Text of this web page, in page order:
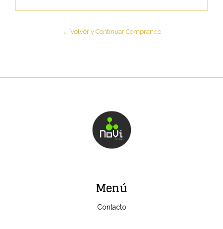
← Volver y Continuar Comprando
Menú
Contacto